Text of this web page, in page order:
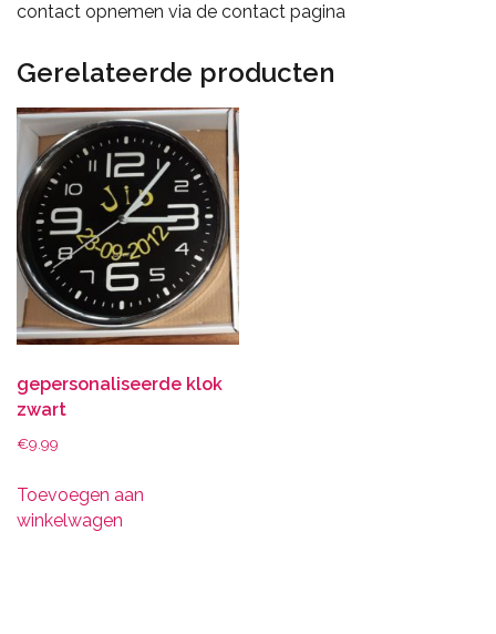
contact opnemen via de contact pagina
Gerelateerde producten
gepersonaliseerde klok
zwart
€9.99
Toevoegen aan
winkelwagen